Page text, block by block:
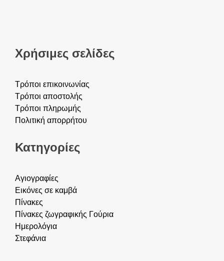
Χρήσιμες σελίδες
Τρόποι επικοινωνίας
Τρόποι αποστολής
Τρόποι πληρωμής
Πολιτική απορρήτου
Κατηγορίες
Αγιογραφίες
Εικόνες σε καμβά
Πίνακες
Πίνακες ζωγραφικής Γούρια
Ημερολόγια
Στεφάνια